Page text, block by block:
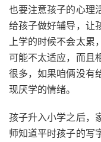
也要注意孩子的心理
给孩子做好辅导，让
上学的时候不会太累
可能不太适应，而且
很多，如果咱俩没有
现厌学的情绪。
孩子升入小学之后，
师知道平时孩子的写